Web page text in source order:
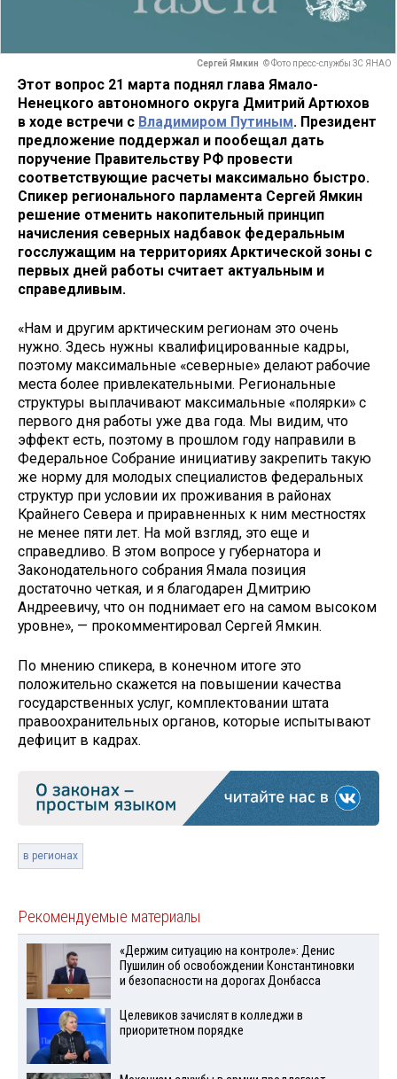
Сергей Ямкин © Фото пресс-службы ЗС ЯНАО
Этот вопрос 21 марта поднял глава Ямало-
Ненецкого автономного округа Дмитрий Артюхов
в ходе встречи с Владимиром Путиным. Президент
предложение поддержал и пообещал дать
поручение Правительству РФ провести
соответствующие расчеты максимально быстро.
Спикер регионального парламента Сергей Ямкин
решение отменить накопительный принцип
начисления северных надбавок федеральным
госслужащим на территориях Арктической зоны с
первых дней работы считает актуальным и
справедливым.
«Нам и другим арктическим регионам это очень
нужно. Здесь нужны квалифицированные кадры,
поэтому максимальные «северные» делают рабочие
места более привлекательными. Региональные
структуры выплачивают максимальные «полярки» с
первого дня работы уже два года. Мы видим, что
эффект есть, поэтому в прошлом году направили в
Федеральное Собрание инициативу закрепить такую
же норму для молодых специалистов федеральных
структур при условии их проживания в районах
Крайнего Севера и приравненных к ним местностях
не менее пяти лет. На мой взгляд, это еще и
справедливо. В этом вопросе у губернатора и
Законодательного собрания Ямала позиция
достаточно четкая, и я благодарен Дмитрию
Андреевичу, что он поднимает его на самом высоком
уровне», — прокомментировал Сергей Ямкин.
По мнению спикера, в конечном итоге это
положительно скажется на повышении качества
государственных услуг, комплектовании штата
правоохранительных органов, которые испытывают
дефицит в кадрах.
в регионах
Рекомендуемые материалы
«Держим ситуацию на контроле»: Денис
Пушилин об освобождении Константиновки
и безопасности на дорогах Донбасса
Целевиков зачислят в колледжи в
приоритетном порядке